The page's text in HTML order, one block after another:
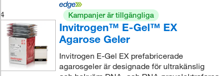
4 Kampanjer är tillgängliga
Invitrogen™ E-Gel™ EX
Agarose Geler
Invitrogen E-Gel EX prefabricerade
agarosgeler är designade för ultrakänslig